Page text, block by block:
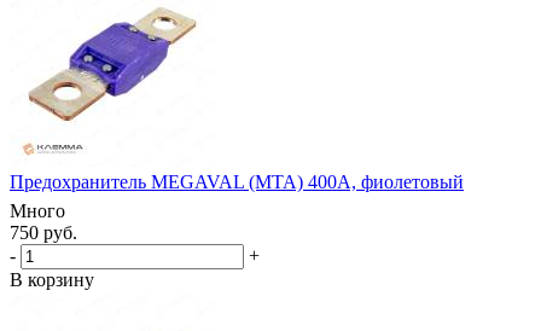
Предохранитель MEGAVAL (MTA) 400А, фиолетовый
Много
750 руб.
-
+
В корзину